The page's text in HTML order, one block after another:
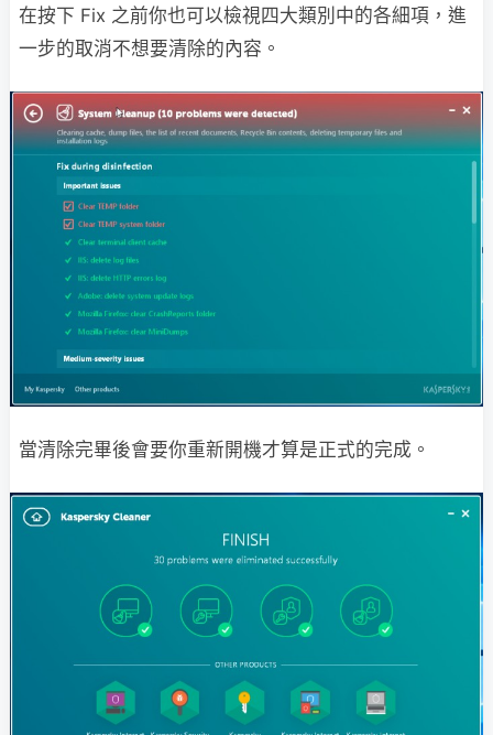
在按下 Fix 之前你也可以檢視四大類別中的各細項，進
一步的取消不想要清除的內容。
當清除完畢後會要你重新開機才算是正式的完成。